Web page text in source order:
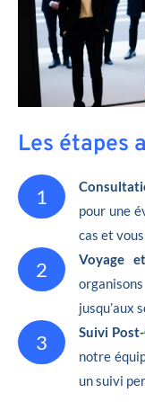
Les étapes
1
pour une
cas et
2 Voyage
jusqu’aux
3 Suivi
notre
un suivi